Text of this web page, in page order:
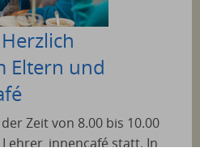
Eltern und
Zeit von 8.00 bis 10.00
statt. In